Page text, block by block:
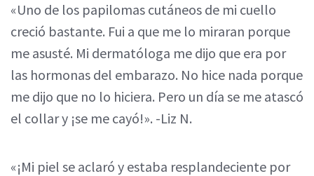
«Uno de los papilomas cutáneos de mi cuello
creció bastante. Fui a que me lo miraran porque
me asusté. Mi dermatóloga me dijo que era por
las hormonas del embarazo. No hice nada porque
me dijo que no lo hiciera. Pero un día se me atascó
el collar y ¡se me cayó!». -Liz N.
«¡Mi piel se aclaró y estaba resplandeciente por